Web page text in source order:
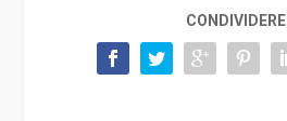
CONDIVIDERE: